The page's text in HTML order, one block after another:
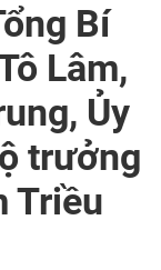
Bí
Lâm,
Ủy
trưởng
Triều